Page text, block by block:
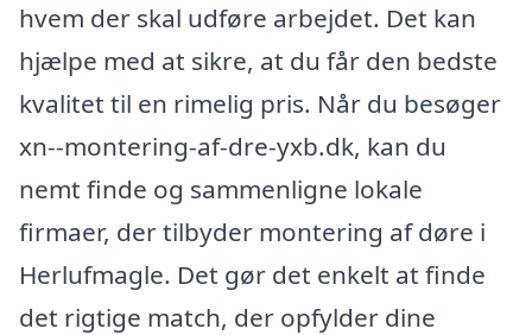
hvem der skal udføre arbejdet. Det kan
hjælpe med at sikre, at du får den bedste
kvalitet til en rimelig pris. Når du besøger
xn--montering-af-dre-yxb.dk, kan du
nemt finde og sammenligne lokale
firmaer, der tilbyder montering af døre i
Herlufmagle. Det gør det enkelt at finde
det rigtige match, der opfylder dine